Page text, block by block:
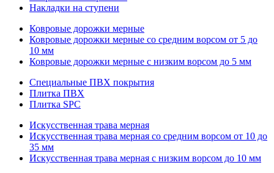
Накладки на ступени
Ковровые дорожки мерные
Ковровые дорожки мерные со средним ворсом от 5 до
10 мм
Ковровые дорожки мерные с низким ворсом до 5 мм
Специальные ПВХ покрытия
Плитка ПВХ
Плитка SPC
Искуccтвенная трава мерная
Искусственная трава мерная со средним ворсом от 10 до
35 мм
Искусственная трава мерная с низким ворсом до 10 мм